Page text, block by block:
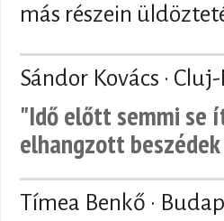
más részein
Sándor Kovács · Cluj-
"Idő előtt semmi se
elhangzott
Tímea Benkő ·